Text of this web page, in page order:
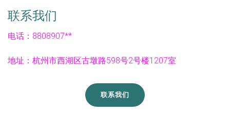
联系我们
电话：8808907**
地址：杭州市西湖区古墩路598号2号楼1207室
联系我们